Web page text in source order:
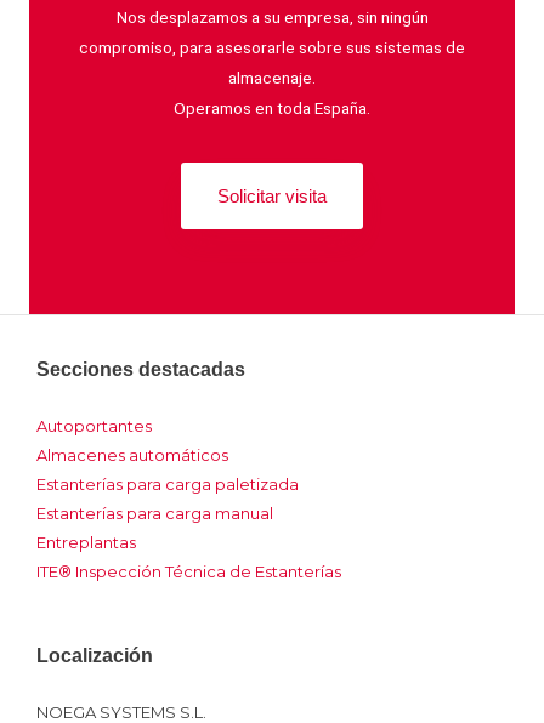
Nos desplazamos a su empresa, sin ningún
compromiso, para asesorarle sobre sus sistemas de
almacenaje.
Operamos en toda España.
Solicitar visita
Secciones destacadas
Autoportantes
Almacenes automáticos
Estanterías para carga paletizada
Estanterías para carga manual
Entreplantas
ITE® Inspección Técnica de Estanterías
Localización
NOEGA SYSTEMS S.L.